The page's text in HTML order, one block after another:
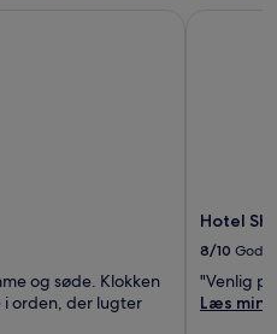
og søde. Klokken
i orden, der lugter
Hotel
8/10 God
"Venlig
Læs